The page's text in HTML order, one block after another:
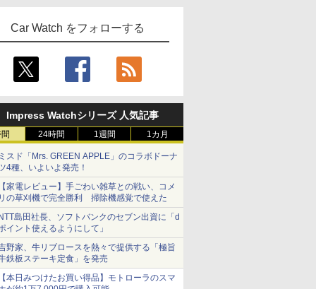
Car Watch をフォローする
Impress Watchシリーズ 人気記事
24時間 1週間 1カ月
ミスド「Mrs. GREEN APPLE」のコラボドーナ
4種、いよいよ発売！
【家電レビュー】手ごわい雑草との戦い、コメ
リの草刈機で完全勝利 掃除機感覚で使えた
NTT島田社長、ソフトバンクのセブン出資に「d
イント使えるようにして」
野家、牛リブロースを熱々で提供する「極旨
鉄板ステーキ定食」を発売
【本日みつけたお買い得品】モトローラのスマ